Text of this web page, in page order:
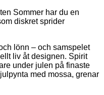
Sommer har du en
diskret sprider
lönn – och samspelet
liv åt designen. Spirit
under julen på finaste
med mossa, grenar